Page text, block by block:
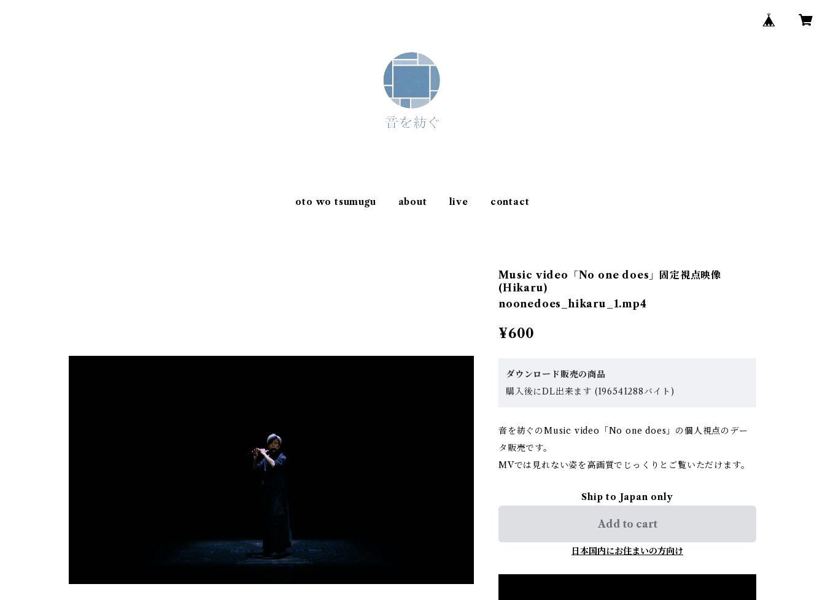
oto wo tsumugu about live contact
Music video「No one does」固定視点映像
(Hikaru)
noonedoes_hikaru_1.mp4
¥600
ダウンロード販売の商品
購入後にDL出来ます (196541288バイト)
音を紡ぐのMusic video「No one does」の個人視点のデー
タ販売です。
MVでは見れない姿を高画質でじっくりとご覧いただけます。
Ship to Japan only
Add to cart
日本国内にお住まいの方向け